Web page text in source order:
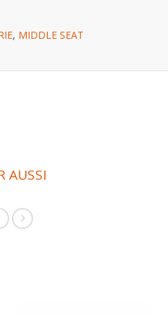
, MIDDLE SEAT
AUSSI